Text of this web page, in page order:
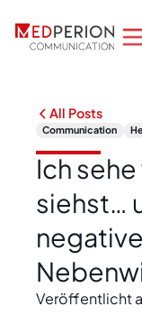
All Posts
Communication
Ich
siehst…
Veröffentlicht